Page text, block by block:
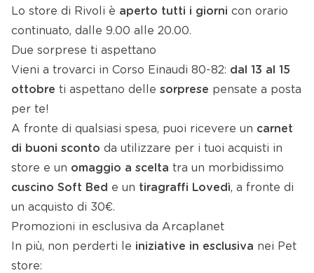
Lo store di Rivoli è aperto tutti i giorni con orario
continuato, dalle 9.00 alle 20.00.
Due sorprese ti aspettano
Vieni a trovarci in Corso Einaudi 80-82: dal 13 al 15
ottobre ti aspettano delle sorprese pensate a posta
per te!
A fronte di qualsiasi spesa, puoi ricevere un carnet
di buoni sconto da utilizzare per i tuoi acquisti in
store e un omaggio a scelta tra un morbidissimo
cuscino Soft Bed e un tiragraffi Lovedì, a fronte di
un acquisto di 30€.
Promozioni in esclusiva da Arcaplanet
In più, non perderti le iniziative in esclusiva nei Pet
store: